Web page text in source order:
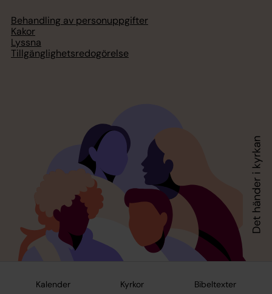
Kalender Kyrkor Bibeltexter
Behandling av personuppgifter
Kakor
Lyssna
Tillgänglighetsredogörelse